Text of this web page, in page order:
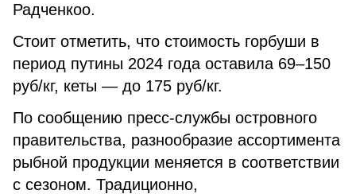
Радченкоо.
Стоит отметить, что стоимость горбуши в
период путины 2024 года оставила 69–150
руб/кг, кеты — до 175 руб/кг.
По сообщению пресс-службы островного
правительства, разнообразие ассортимента
рыбной продукции меняется в соответствии
с сезоном. Традиционно,